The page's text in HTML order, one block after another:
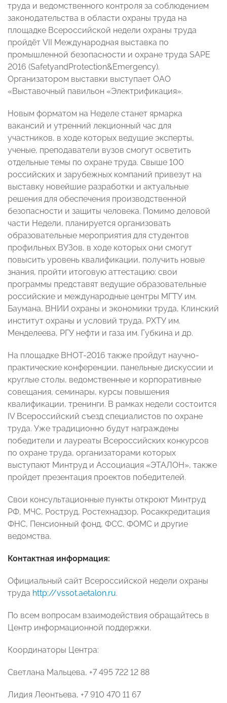
труда и ведомственного контроля за соблюдением
законодательства в области охраны труда на
площадке Всероссийской недели охраны труда
пройдёт VII Международная выставка по
промышленной безопасности и охране труда SAPE
2016 (SafetyandProtection&Emergency).
Организатором выставки выступает ОАО
«Выставочный павильон «Электрификация».
Новым форматом на Неделе станет ярмарка
вакансий и утренний лекционный час для
участников, в ходе которых ведущие эксперты,
ученые, преподаватели вузов смогут осветить
отдельные темы по охране труда. Свыше 100
российских и зарубежных компаний привезут на
выставку новейшие разработки и актуальные
решения для обеспечения производственной
безопасности и защиты человека. Помимо деловой
части Недели, планируется организовать
образовательные мероприятия для студентов
профильных ВУЗов, в ходе которых они смогут
повысить уровень квалификации, получить новые
знания, пройти итоговую аттестацию: свои
программы представят ведущие образовательные
российские и международные центры МГТУ им.
Баумана, ВНИИ охраны и экономики труда, Клинский
институт охраны и условий труда, РХТУ им.
Менделеева, РГУ нефти и газа им. Губкина и др.
На площадке ВНОТ-2016 также пройдут научно-
практические конференции, панельные дискуссии и
круглые столы, ведомственные и корпоративные
совещания, семинары, курсы повышения
квалификации, тренинги. В рамках недели состоится
IV Всероссийский съезд специалистов по охране
труда. Уже традиционно будут награждены
победители и лауреаты Всероссийских конкурсов
по охране труда, организаторами которых
выступают Минтруд и Ассоциация «ЭТАЛОН», также
пройдет презентация проектов победителей.
Свои консультационные пункты откроют Минтруд
РФ, МЧС, Роструд, Ростехнадзор, Росаккредитация
ФНС, Пенсионный фонд, ФСС, ФОМС и другие
ведомства.
Контактная информация:
Официальный сайт Всероссийской недели охраны
труда http://vssot.aetalon.ru.
По всем вопросам взаимодействия обращайтесь в
Центр информационной поддержки.
Координаторы Центра:
Светлана Мальцева, +7 495 722 12 88
Лидия Леонтьева, +7 910 470 11 67